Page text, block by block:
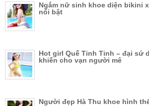
Ngắm nữ sinh khoe diện bikini
nổi bật
Hot girl Quế Tinh Tinh – đại sứ
khiến cho vạn người mê
Người đẹp Hà Thu khoe hình